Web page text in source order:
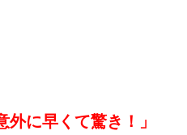
に早くて驚き！」